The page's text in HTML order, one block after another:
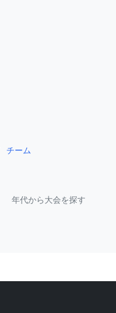
チーム
年代から大会を探す